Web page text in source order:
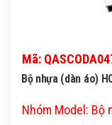
Mã:
Bộ nhựa (dàn áo)
Nhóm Model: Bộ